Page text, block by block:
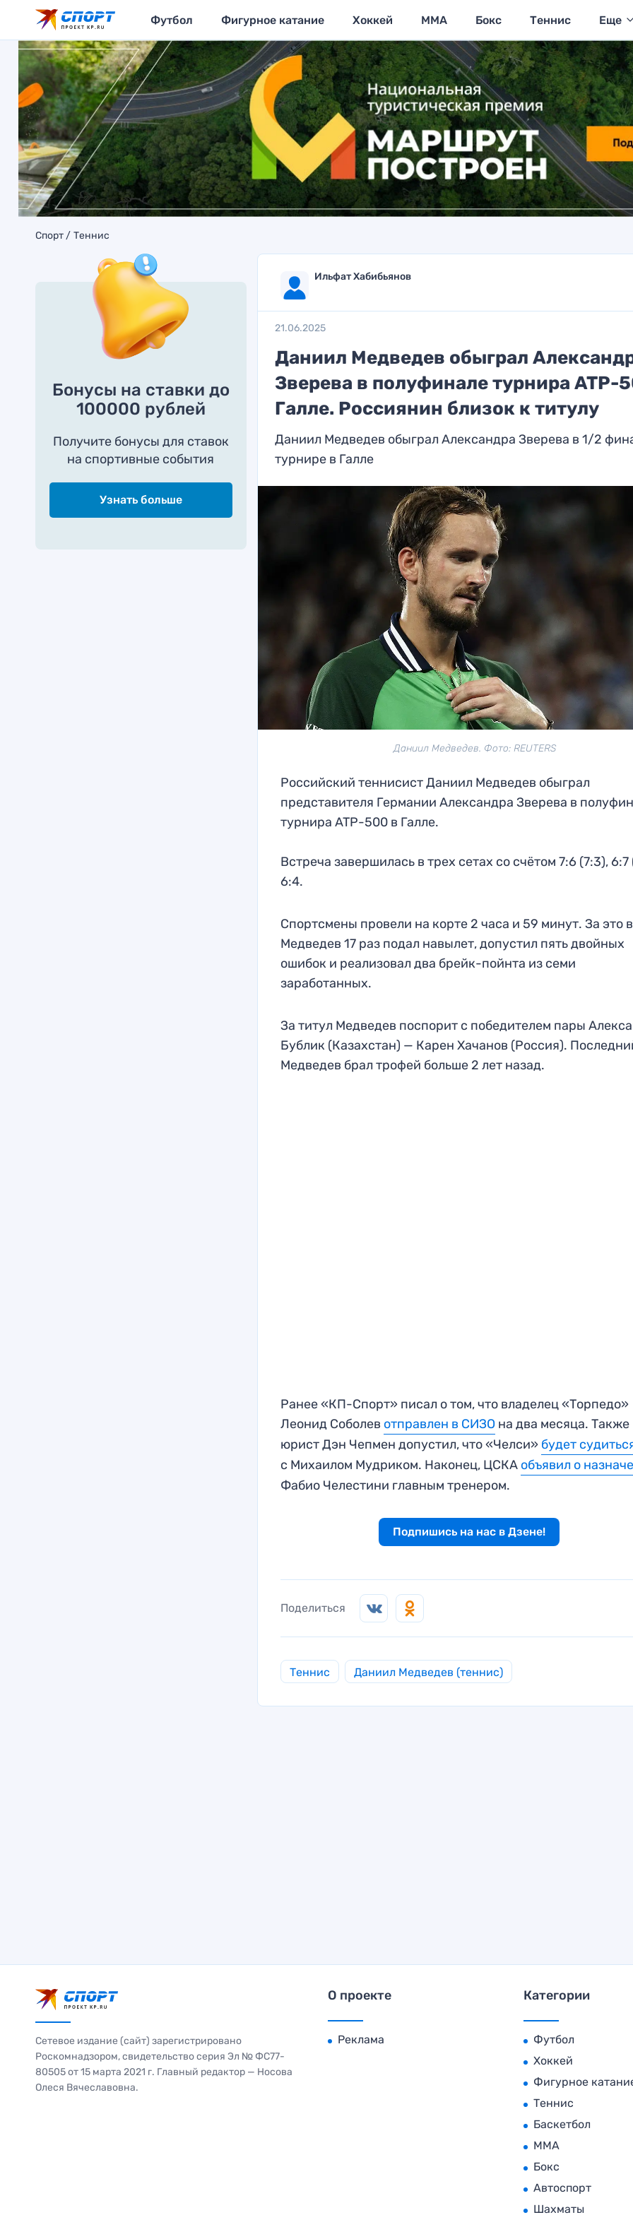
Футбол Фигурное катание Хоккей MMA Бокс Теннис Еще
Спорт Теннис
Бонусы на ставки до
100000 рублей
Получите бонусы для ставок
на спортивные события
Узнать больше
Ильфат Хабибьянов
21.06.2025
Даниил Медведев обыграл
Зверева в полуфинале турнира ATP-
Галле. Россиянин близок к титулу
Даниил Медведев обыграл Александра Зверева в 1/2
турнире в Галле
Даниил Медведев. Фото: REUTERS
Российский теннисист Даниил Медведев обыграл
представителя Германии Александра Зверева в
турнира ATP-500 в Галле.
Встреча завершилась в трех сетах со счётом 7:6 (7:3), 6:7
6:4.
Спортсмены провели на корте 2 часа и 59 минут. За это
Медведев 17 раз подал навылет, допустил пять двойных
ошибок и реализовал два брейк-пойнта из семи
заработанных.
За титул Медведев поспорит с победителем пары
Бублик (Казахстан) — Карен Хачанов (Россия).
Медведев брал трофей больше 2 лет назад.
Ранее «КП-Спорт» писал о том, что владелец «Торпедо»
Леонид Соболев отправлен в СИЗО на два месяца. Также
юрист Дэн Чепмен допустил, что «Челси» будет
с Михаилом Мудриком. Наконец, ЦСКА объявил о
Фабио Челестини главным тренером.
Подпишись на нас в Дзене!
Поделиться
Теннис Даниил Медведев (теннис)
Сетевое издание (сайт) зарегистрировано
Роскомнадзором, свидетельство серия Эл № ФС77-
80505 от 15 марта 2021 г. Главный редактор — Носова
Олеся Вячеславовна.
О проекте
Реклама
Категории
Футбол
Хоккей
Фигурное
Теннис
Баскетбол
MMA
Бокс
Автоспорт
Шахматы